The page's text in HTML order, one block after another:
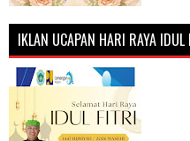
IKLAN UCAPAN HARI RAYA IDUL